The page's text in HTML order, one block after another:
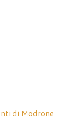
di Modrone